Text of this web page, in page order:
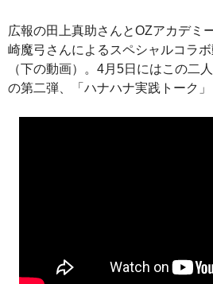
広報の田上真助さんとOZアカデミ
崎魔弓さんによるスペシャルコラ
（下の動画）。4月5日にはこの二
の第二弾、「ハナハナ実践トーク」